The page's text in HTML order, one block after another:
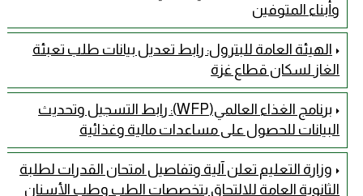
وأبناء المتوفين
الهيئة العامة للبترول: رابط تعديل بيانات طلب تعبئة
الغاز لسكان قطاع غزة
برنامج الغذاء العالمي(WFP): رابط التسجيل وتحديث
البيانات للحصول على مساعدات مالية وغذائية
وزارة التعليم تعلن آلية وتفاصيل امتحان القدرات لطلبة
الثانوية العامة للالتحاق بتخصصات الطب وطب الأسنان